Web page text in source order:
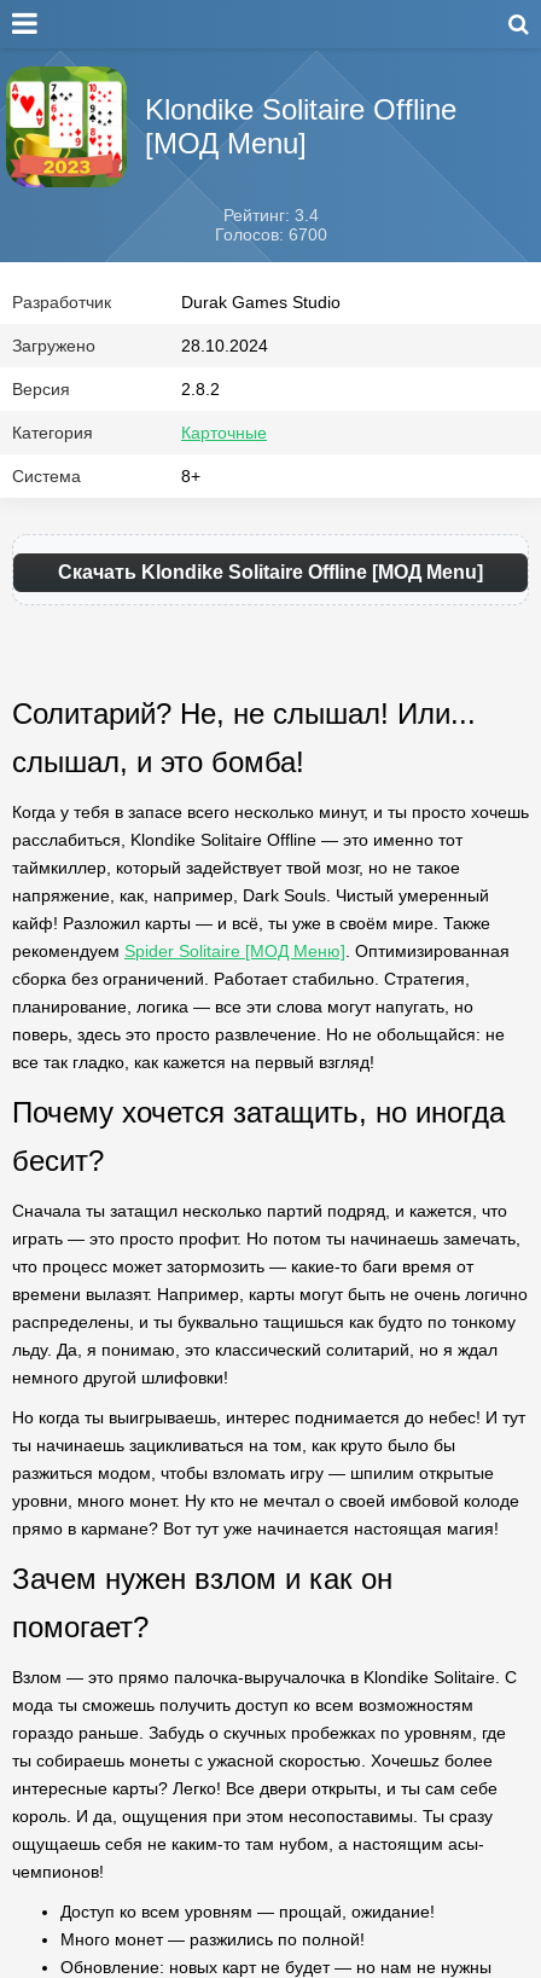
Klondike Solitaire Offline
[МОД Menu]
Рейтинг: 3.4
Голосов: 6700
Разработчик Durak Games Studio
Загружено 28.10.2024
Версия 2.8.2
Категория Карточные
Система 8+
Скачать Klondike Solitaire Offline [МОД Menu]
Солитарий? Не, не слышал! Или...
слышал, и это бомба!
Когда у тебя в запасе всего несколько минут, и ты просто хочешь
расслабиться, Klondike Solitaire Offline — это именно тот
таймкиллер, который задействует твой мозг, но не такое
напряжение, как, например, Dark Souls. Чистый умеренный
кайф! Разложил карты — и всё, ты уже в своём мире. Также
рекомендуем Spider Solitaire [МОД Меню] . Оптимизированная
сборка без ограничений. Работает стабильно. Стратегия,
планирование, логика — все эти слова могут напугать, но
поверь, здесь это просто развлечение. Но не обольщайся: не
все так гладко, как кажется на первый взгляд!
Почему хочется затащить, но иногда
бесит?
Сначала ты затащил несколько партий подряд, и кажется, что
играть — это просто профит. Но потом ты начинаешь замечать,
что процесс может затормозить — какие-то баги время от
времени вылазят. Например, карты могут быть не очень логично
распределены, и ты буквально тащишься как будто по тонкому
льду. Да, я понимаю, это классический солитарий, но я ждал
немного другой шлифовки!
Но когда ты выигрываешь, интерес поднимается до небес! И тут
ты начинаешь зацикливаться на том, как круто было бы
разжиться модом, чтобы взломать игру — шпилим открытые
уровни, много монет. Ну кто не мечтал о своей имбовой колоде
прямо в кармане? Вот тут уже начинается настоящая магия!
Зачем нужен взлом и как он
помогает?
Взлом — это прямо палочка-выручалочка в Klondike Solitaire. С
мода ты сможешь получить доступ ко всем возможностям
гораздо раньше. Забудь о скучных пробежках по уровням, где
ты собираешь монеты с ужасной скоростью. Хочешьz более
интересные карты? Легко! Все двери открыты, и ты сам себе
король. И да, ощущения при этом несопоставимы. Ты сразу
ощущаешь себя не каким-то там нубом, а настоящим асы-
чемпионов!
Доступ ко всем уровням — прощай, ожидание!
Много монет — разжились по полной!
Обновление: новых карт не будет — но нам не нужны